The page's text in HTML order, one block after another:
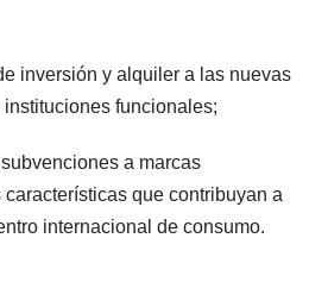
inversión y alquiler a las nuevas
funcionales;
a marcas
que contribuyan a
internacional de consumo.